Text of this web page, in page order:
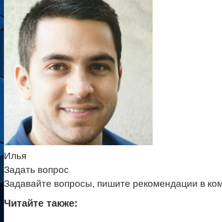
Илья
Задать вопрос
Задавайте вопросы, пишите рекомендации в
Читайте также: